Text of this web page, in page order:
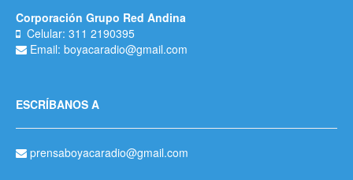
Corporación Grupo Red Andina
Celular: 311 2190395
Email: boyacaradio@gmail.com
ESCRÍBANOS A
prensaboyacaradio@gmail.com